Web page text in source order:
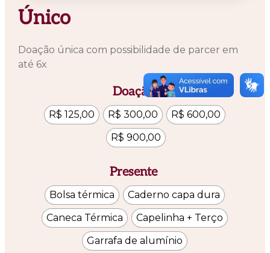
Único
Doação única com possibilidade de parcer em
até 6x
Doação
R$ 125,00 R$ 300,00
R$ 600,00
R$ 900,00
Presente
Bolsa térmica
Caderno capa dura
Caneca Térmica
Capelinha + Terço
Garrafa de alumínio